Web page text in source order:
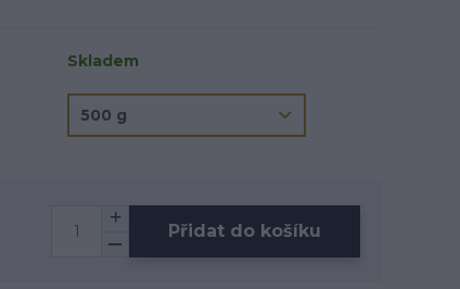
Skladem
Přidat do košíku